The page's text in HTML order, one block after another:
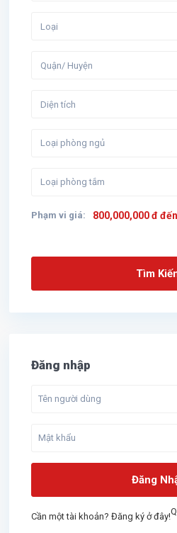
Loại
Quận/ Huyện
Diện tích
Phạm vi giá: 800,000,000 đ
Tìm
Đăng nhập
Đăng
Cần một tài khoản? Đăng ký ở đây!